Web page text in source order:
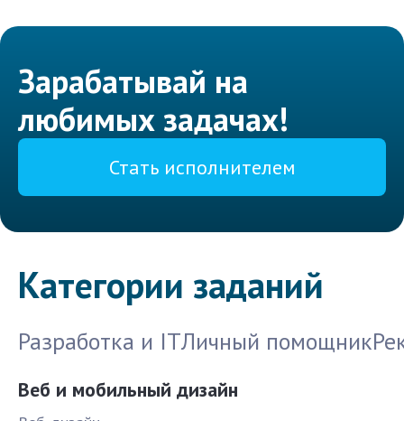
Зарабатывай на
любимых задачах!
Стать исполнителем
Категории заданий
Разработка и ITЛичный помощник
Веб и мобильный дизайн